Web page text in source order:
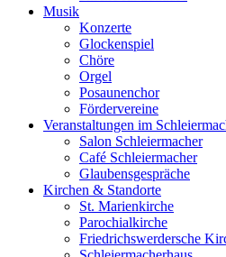
Musik
Konzerte
Glockenspiel
Chöre
Orgel
Posaunenchor
Fördervereine
Veranstaltungen im
Salon Schleiermacher
Café Schleiermacher
Glaubensgespräche
Kirchen & Standorte
St. Marienkirche
Parochialkirche
Friedrichswerdersche